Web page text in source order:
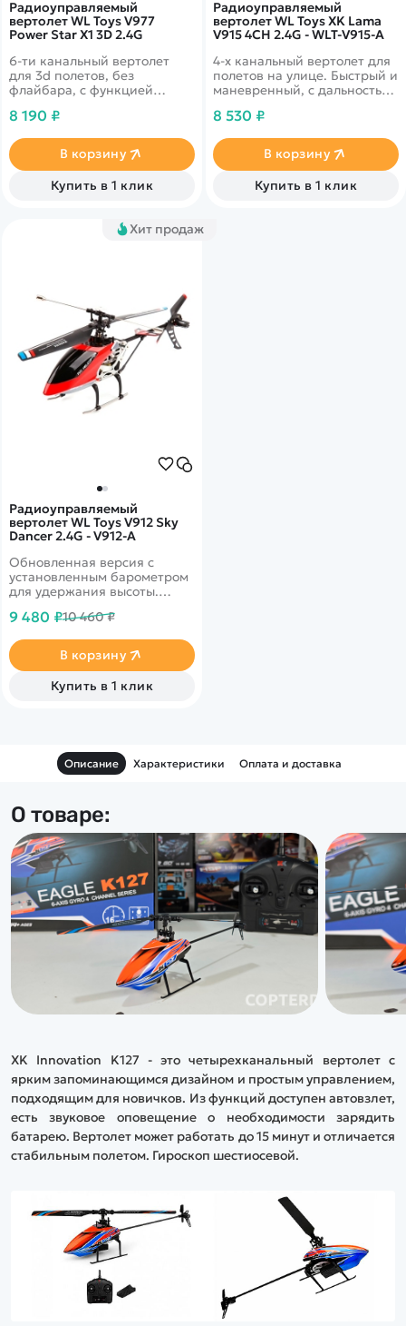
Радиоуправляемый
вертолет WL Toys V977
Power Star X1 3D 2.4G
6-ти канальный вертолет
для 3d полетов, без
флайбара, с функцией
столкновении лопастей с
8 190 ₽
В корзину
Купить в 1 клик
Радиоуправляемый
вертолет WL Toys XK Lama
V915 4CH 2.4G - WLT-V915-A
4-х канальный вертолет для
полетов на улице. Быстрый и
маневренный, с дальностью
Имеет 2 скорости движения.
8 530 ₽
В корзину
Купить в 1 клик
Хит продаж
Радиоуправляемый
вертолет WL Toys V912 Sky
Dancer 2.4G - V912-A
Обновленная версия с
установленным барометром
для удержания высоты.
Коллекторный двигатель.
4-х канальное управление.
Прожектор для ночных
полетов. Гироскоп.
Устойчивость к несильному
9 480 ₽10 460 ₽
В корзину
Купить в 1 клик
Описание Характеристики Оплата и доставка
О товаре:
XK Innovation K127 - это четырехканальный вертолет с
ярким запоминающимся дизайном и простым управлением,
подходящим для новичков. Из функций доступен автовзлет,
есть звуковое оповещение о необходимости зарядить
батарею. Вертолет может работать до 15 минут и отличается
стабильным полетом. Гироскоп шестиосевой.